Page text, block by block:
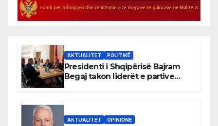
AKTUALITET POLITIKË
Presidenti i Shqipërisë Bajram
Begaj takon liderët e partive
AKTUALITET OPINIONE